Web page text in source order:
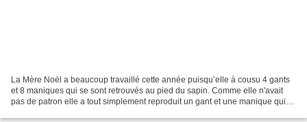
La Mère Noël a beaucoup travaillé cette année puisqu’elle à cousu 4 gants
et 8 maniques qui se sont retrouvés au pied du sapin. Comme elle n'avait
pas de patron elle a tout simplement reproduit un gant et une manique qui